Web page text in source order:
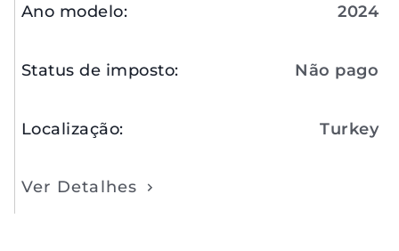
Ano modelo: 2024
Status de imposto: Não pago
Localização: Turkey
Ver Detalhes